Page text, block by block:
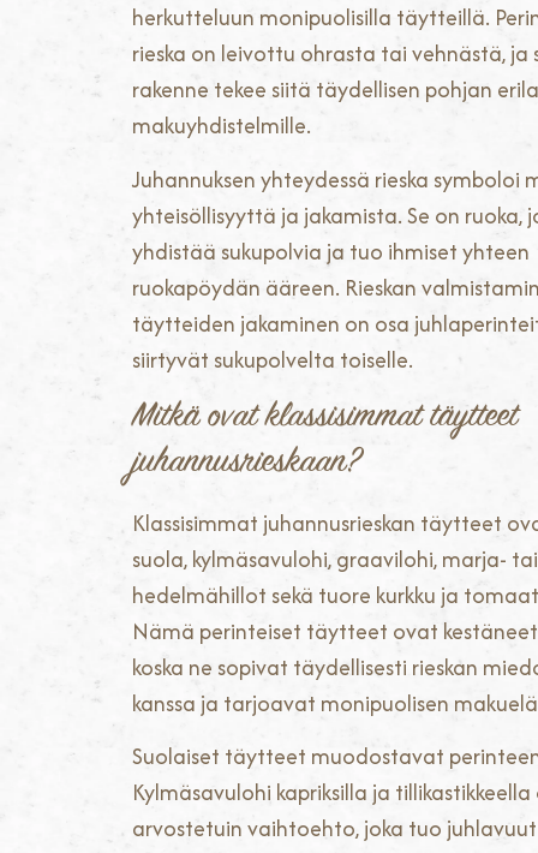
herkutteluun monipuolisilla täytteillä.
rieska on leivottu ohrasta tai vehnästä, ja
rakenne tekee siitä täydellisen pohjan
makuyhdistelmille.
Juhannuksen yhteydessä rieska symboloi
yhteisöllisyyttä ja jakamista. Se on ruoka,
yhdistää sukupolvia ja tuo ihmiset yhteen
ruokapöydän ääreen. Rieskan
täytteiden jakaminen on osa
siirtyvät sukupolvelta toiselle.
Mitkä ovat klassisimmat täytteet
juhannusrieskaan?
Klassisimmat juhannusrieskan täytteet
suola, kylmäsavulohi, graavilohi, marja- tai
hedelmähillot sekä tuore kurkku ja
Nämä perinteiset täytteet ovat
koska ne sopivat täydellisesti rieskan
kanssa ja tarjoavat monipuolisen
Suolaiset täytteet muodostavat
Kylmäsavulohi kapriksilla ja tillikastikkeella
arvostetuin vaihtoehto, joka tuo